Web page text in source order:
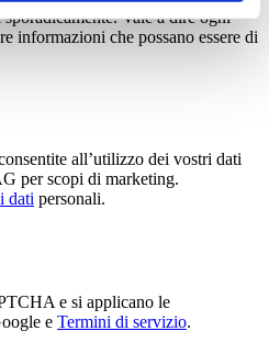
Vale a dire ogni
informazioni che possano essere di
all’utilizzo dei vostri dati
per scopi di marketing.
dati personali.
e si applicano le
e Termini di servizio.